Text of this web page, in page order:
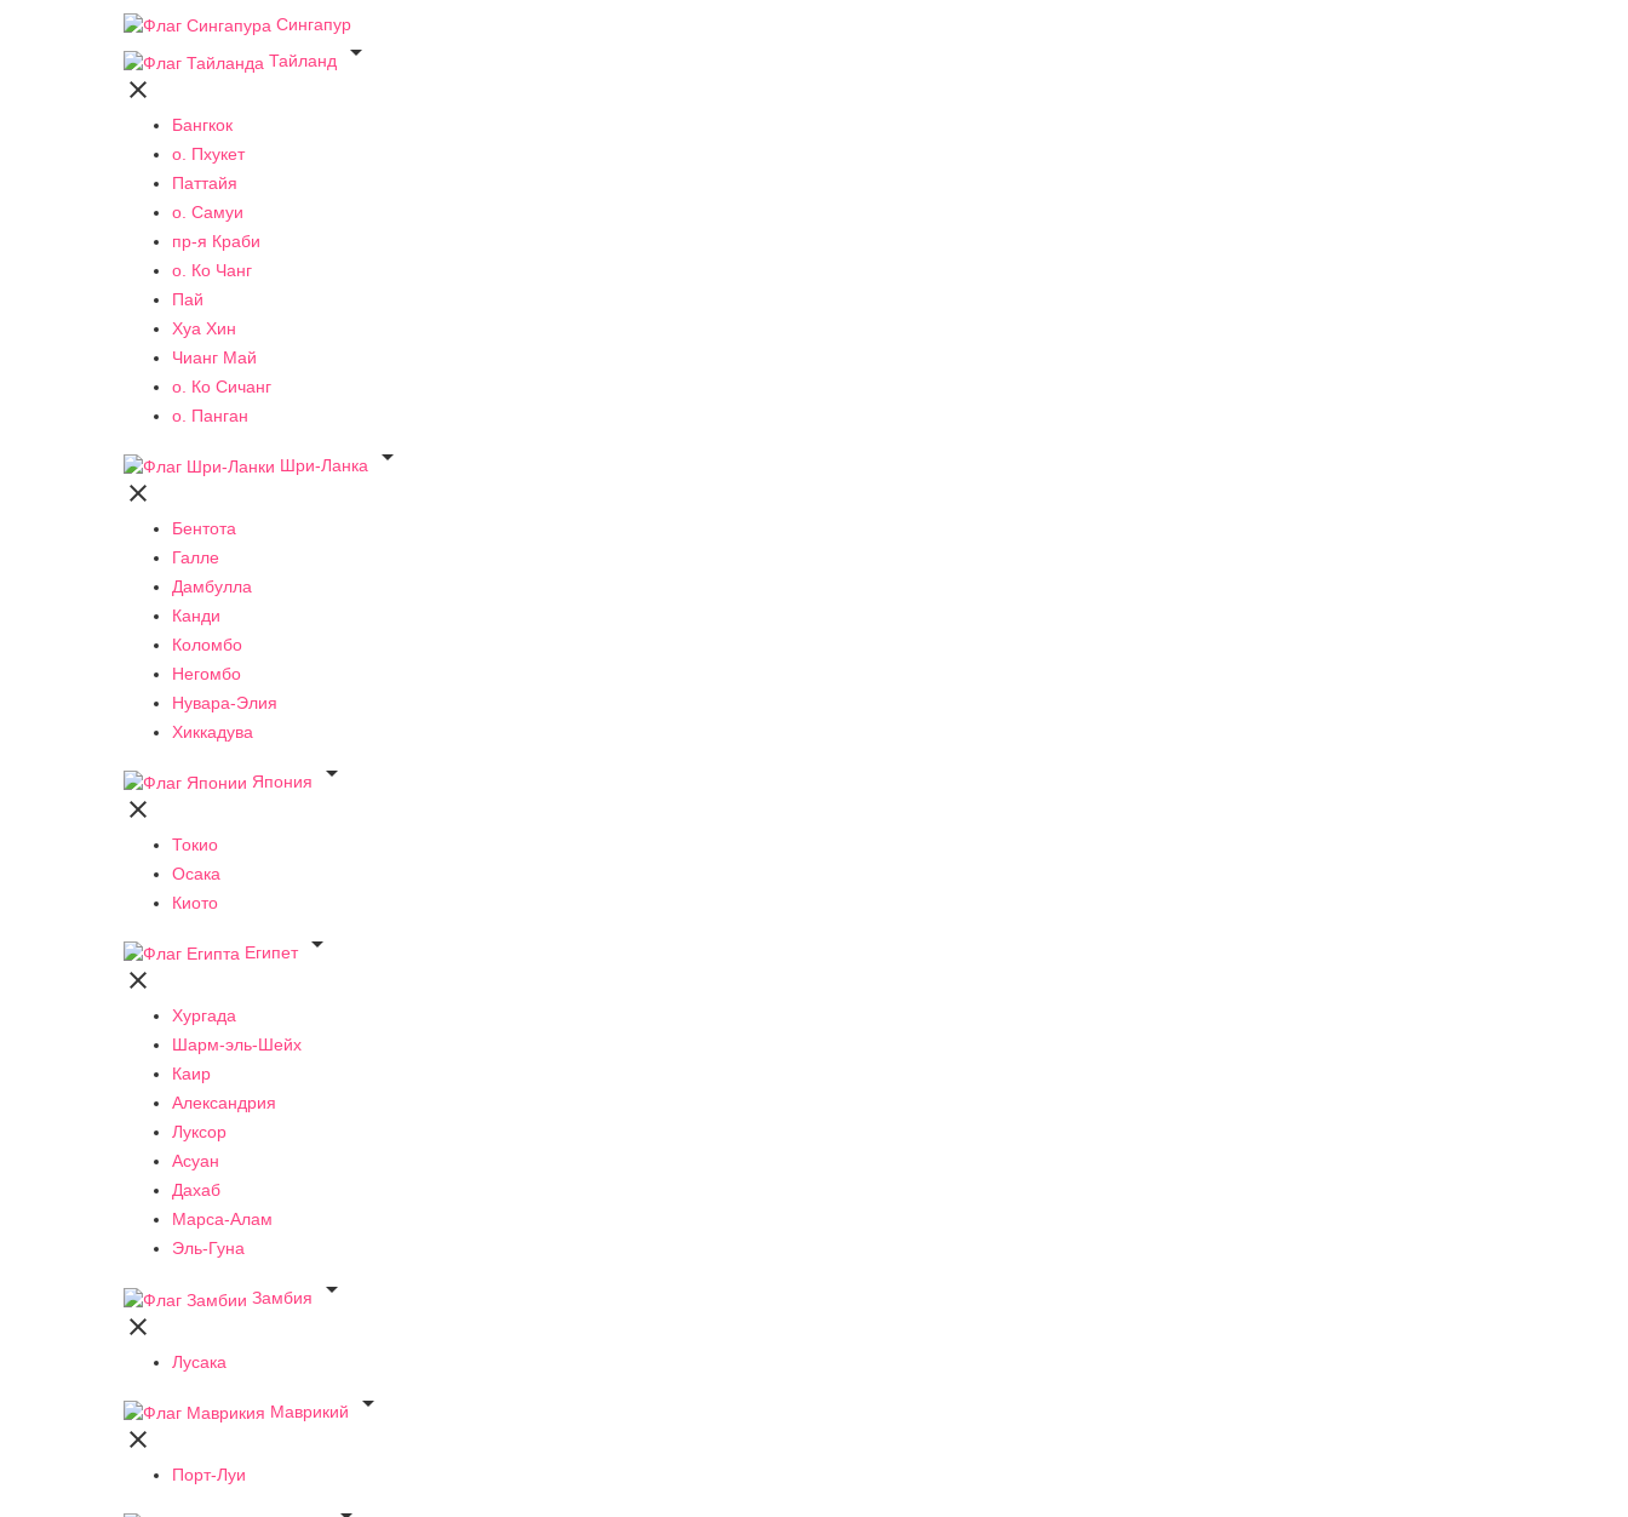
Сингапур
Тайланд


Бангкок
о. Пхукет
Паттайя
о. Самуи
пр-я Краби
о. Ко Чанг
Пай
Хуа Хин
Чианг Май
о. Ко Сичанг
о. Панган
Шри-Ланка


Бентота
Галле
Дамбулла
Канди
Коломбо
Негомбо
Нувара-Элия
Хиккадува
Япония


Токио
Осака
Киото
Египет


Хургада
Шарм-эль-Шейх
Каир
Александрия
Луксор
Асуан
Дахаб
Марса-Алам
Эль-Гуна
Замбия


Лусака
Маврикий


Порт-Луи